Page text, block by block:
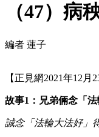
（47）病
編者 蓮子
【正見網2021年12月
故事1：兄弟倆念「
誠念「法輪大法好」